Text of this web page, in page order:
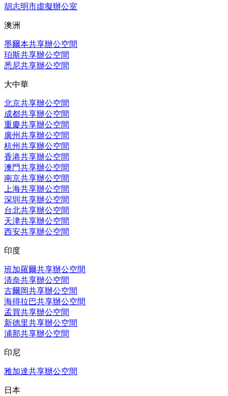
胡志明市虛擬辦公室
澳洲
墨爾本共享辦公空間
珀斯共享辦公空間
悉尼共享辦公空間
大中華
北京共享辦公空間
成都共享辦公空間
重慶共享辦公空間
廣州共享辦公空間
杭州共享辦公空間
香港共享辦公空間
澳門共享辦公空間
南京共享辦公空間
上海共享辦公空間
深圳共享辦公空間
台北共享辦公空間
天津共享辦公空間
西安共享辦公空間
印度
班加羅爾共享辦公空間
清奈共享辦公空間
古爾岡共享辦公空間
海得拉巴共享辦公空間
孟買共享辦公空間
新德里共享辦公空間
浦那共享辦公空間
印尼
雅加達共享辦公空間
日本